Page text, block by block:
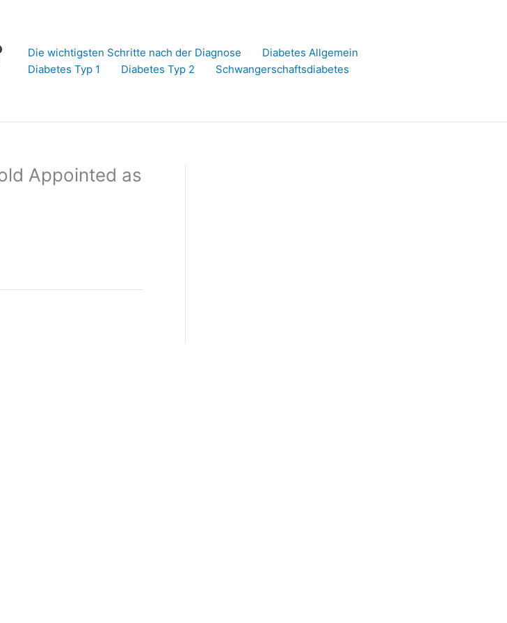
Die wichtigsten Schritte nach der Diagnose
Diabetes Allgemein
Diabetes Typ 1
Diabetes Typ 2 Schwangerschaftsdiabetes
Appointed as